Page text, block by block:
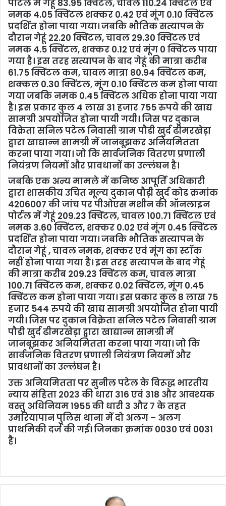
पोर्टल में गेहूं 83.95 क्विंटल, चावल 110.24 क्विंटल एवं
नमक 4.05 क्विंटल शक्कर 0.42 एवं मूंग 0.10 क्विंटल
प्रदर्शित होना पाया गया। जबकि भौतिक सत्यापन के
दौरान गेहूं 22.20 क्विंटल, चावल 29.30 क्विंटल एवं
नमक 4.5 क्विंटल, शक्कर 0.12 एवं मूंग 0 क्विंटल पाया
गया है। इस तरह सत्यापन के बाद गेहूं की मात्रा करीब
61.75 क्विंटल कम, चावल मात्रा 80.94 क्विंटल कम,
शक्कल 0.30 क्विंटल, मूंग 0.10 क्विंटल कम होना पाया
गया जबकि नमक 0.45 क्विंटल अधिक होना पाया गया
है। इस प्रकार कुल 4 लाख 31 हजार 755 रुपये की खाद्य
सामग्री अपयोजित होना पायी गयी। जिस पर दुकान
विक्रेता सनिल पटेल निवासी ग्राम पौडी खुर्द ढीमरखेड़ा
द्वारा खाद्यान्न सामग्री में जानबूझकर अनियमितता
करना पाया गया। जो कि सार्वजनिक वितरण प्रणाली
नियंत्रण नियमों और प्रावधानों का उल्लंघन है।
जबकि एक अन्य मामले में कनिष्ठ आपूर्ति अधिकारी
द्वारा शासकीय उचित मूल्य दुकान पौड़ी खुर्द कोड क्रमांक
4206007 की जांच पर पीओएस मशीन की ऑनलाइन
पोर्टल में गेहूं 209.23 क्विंटल, चावल 100.71 क्विंटल एवं
नमक 3.60 क्विंटल, शक्कर 0.02 एवं मूंग 0.45 क्विंटल
प्रदर्शित होना पाया गया। जबकि भौतिक सत्यापन के
दौरान गेहूं , चावल नमक, शक्कर एवं मूंग का स्टॉक
नहीं होना पाया गया है। इस तरह सत्यापन के बाद गेहूं
की मात्रा करीब 209.23 क्विंटल कम, चावल मात्रा
100.71 क्विंटल कम, शक्कर 0.02 क्विंटल, मूंग 0.45
क्विंटल कम होना पाया गया। इस प्रकार कुल 8 लाख 75
हजार 544 रुपये की खाद्य सामग्री अपयोजित होना पायी
गयी। जिस पर दुकान विक्रेता सनिल पटेल निवासी ग्राम
पौडी खुर्द ढीमरखेड़ा द्वारा खाद्यान्न सामग्री में
जानबूझकर अनियमितता करना पाया गया। जो कि
सार्वजनिक वितरण प्रणाली नियंत्रण नियमों और
प्रावधानों का उल्लंघन है।
उक्त अनियमितता पर सुनील पटेल के विरूद्ध भारतीय
न्याय संहिता 2023 की धारा 316 एवं 318 और आवश्यक
वस्तु अधिनियम 1955 की धारी 3 और 7 के तहत
उमरियापान पुलिस थाना में दो अलग – अलग
प्राथमिकी दर्ज की गई। जिनका क्रमांक 0030 एवं 0031
है।